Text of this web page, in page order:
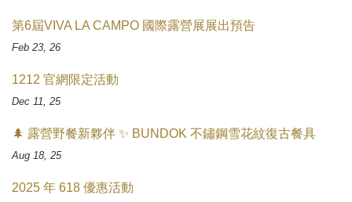
第6屆VIVA LA CAMPO 國際露營展展出預告
Feb 23, 26
1212 官網限定活動
Dec 11, 25
🌲 露營野餐新夥伴 ✨ BUNDOK 不鏽鋼雪花紋復古餐具
Aug 18, 25
2025 年 618 優惠活動